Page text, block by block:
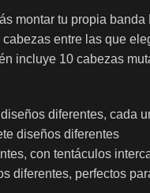
montar tu propia
entre las que
incluye 10 cabezas
diferentes,
diseños diferentes
con tentáculos
diferentes, perfectos